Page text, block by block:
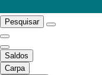
Pesquisar
Saldos
Carpa